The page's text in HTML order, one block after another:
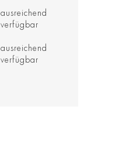
ausreichend
verfügbar
ausreichend
verfügbar